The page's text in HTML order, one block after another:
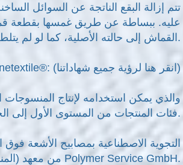
تتم إزالة البقع الناتجة عن السوائل
القماش إلى حالته الأصلية، كما لو لم يتلطخ أبدًا.
تم اعتماد Nano4-Marinetextile®‎: (انقر هنا لرؤية جميع شهاداتنا)
بيئيًا للإنسان وفقًا لمواصفات OEKO-TEX® Standard 100، فئات المنتجات من المستوى الأول إلى الخامس.
المنسوجات) من معهد Polymer Service GmbH.